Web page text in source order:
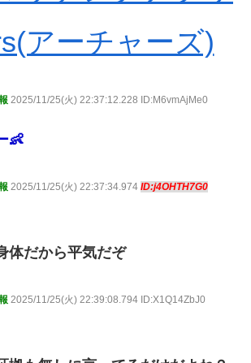
アーチャーズ)
2025/11/25(火) 22:37:12.228 ID:M6vmAjMe0
👶
2025/11/25(火) 22:37:34.974 ID:j4OHTH7G0
体だから平気だぞ
2025/11/25(火) 22:39:08.794 ID:X1Q14ZbJ0